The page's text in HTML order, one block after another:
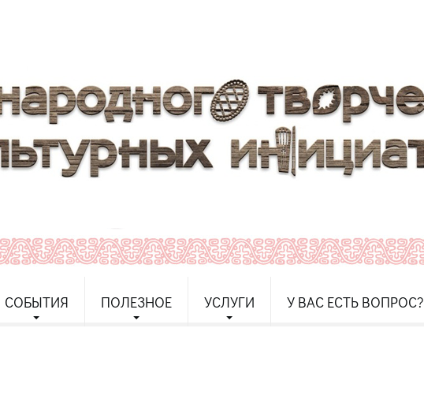
СОБЫТИЯ ПОЛЕЗНОЕ УСЛУГИ У ВАС ЕСТЬ ВОПРОС?